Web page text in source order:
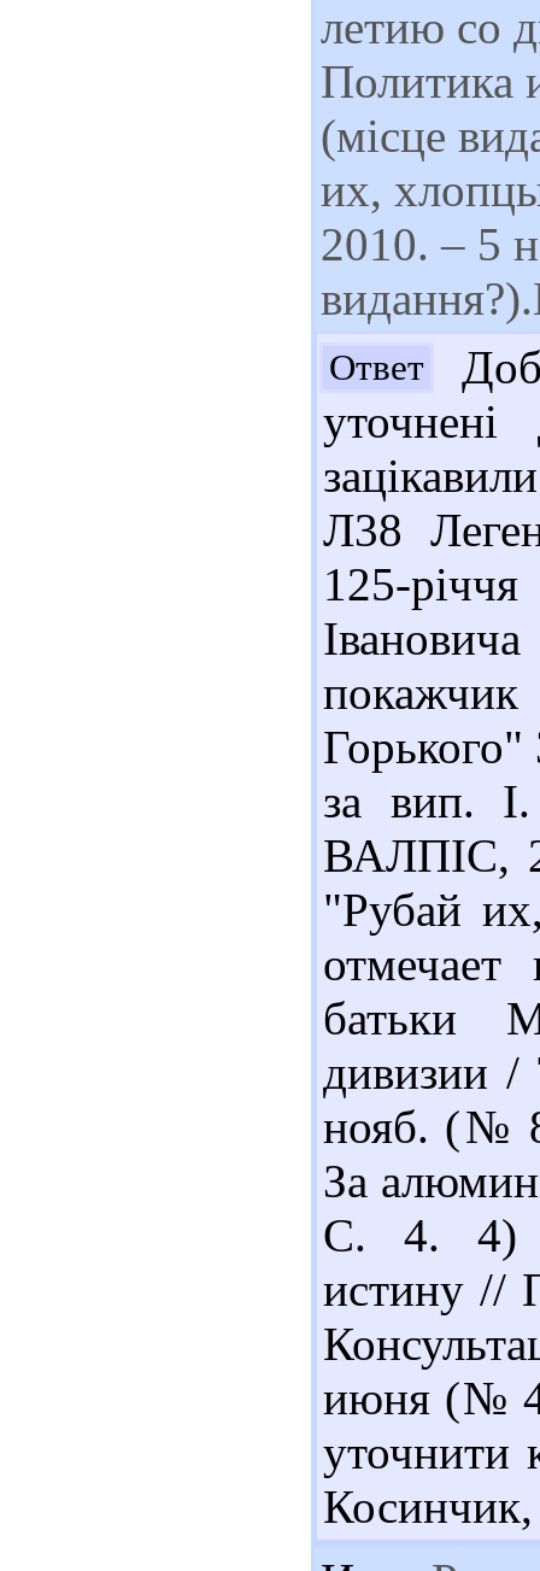
летию со
Политика
(місце
их,
2010. – 5
Ответ
Л38
125-
за вип.
ВАЛПІС,
"Рубай
батьки
дивизии
нояб. (№
За
С. 4. 4)
истину //
июня (№
уточнити